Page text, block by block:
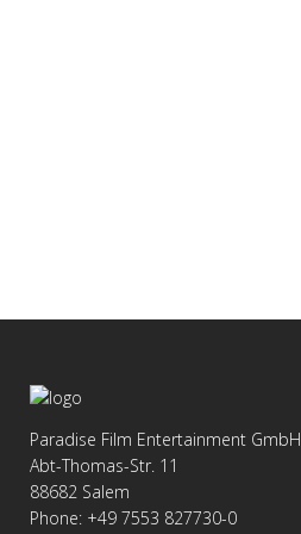
Paradise Film Entertainment GmbH
Abt-Thomas-Str. 11
88682 Salem
Phone: +49 7553 827730-0